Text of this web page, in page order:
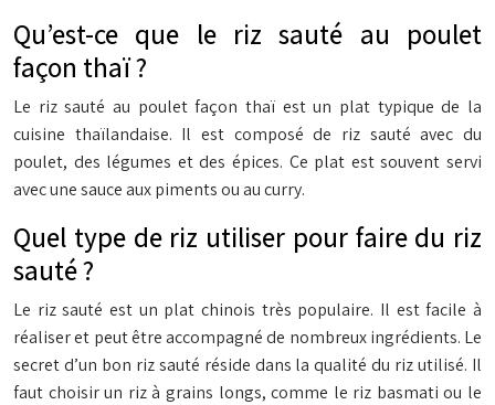
Qu’est-ce que le riz sauté au poulet
façon thaï ?
Le riz sauté au poulet façon thaï est un plat typique de la
cuisine thaïlandaise. Il est composé de riz sauté avec du
poulet, des légumes et des épices. Ce plat est souvent servi
avec une sauce aux piments ou au curry.
Quel type de riz utiliser pour faire du riz
sauté ?
Le riz sauté est un plat chinois très populaire. Il est facile à
réaliser et peut être accompagné de nombreux ingrédients. Le
secret d’un bon riz sauté réside dans la qualité du riz utilisé. Il
faut choisir un riz à grains longs, comme le riz basmati ou le